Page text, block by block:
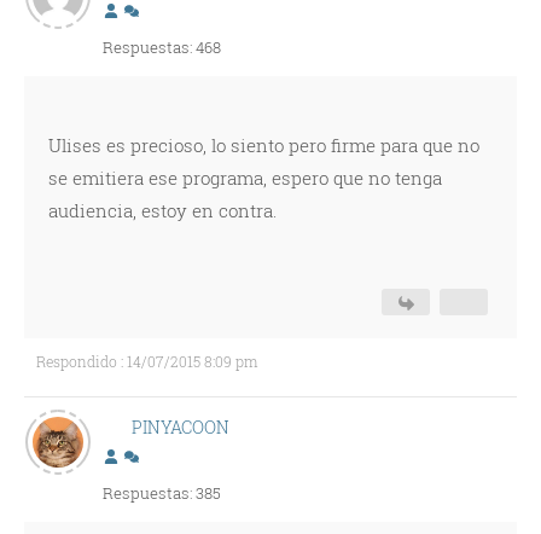
Respuestas: 468
Ulises es precioso, lo siento pero firme para que no
se emitiera ese programa, espero que no tenga
audiencia, estoy en contra.
Respondido : 14/07/2015 8:09 pm
PINYACOON
Respuestas: 385